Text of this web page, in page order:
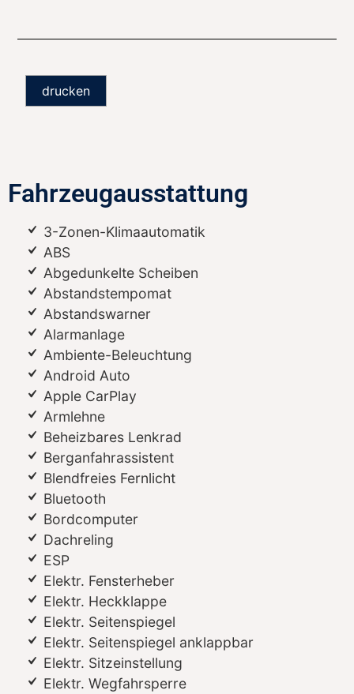
drucken
Fahrzeugausstattung
3-Zonen-Klimaautomatik
ABS
Abgedunkelte Scheiben
Abstandstempomat
Abstandswarner
Alarmanlage
Ambiente-Beleuchtung
Android Auto
Apple CarPlay
Armlehne
Beheizbares Lenkrad
Berganfahrassistent
Blendfreies Fernlicht
Bluetooth
Bordcomputer
Dachreling
ESP
Elektr. Fensterheber
Elektr. Heckklappe
Elektr. Seitenspiegel
Elektr. Seitenspiegel anklappbar
Elektr. Sitzeinstellung
Elektr. Wegfahrsperre